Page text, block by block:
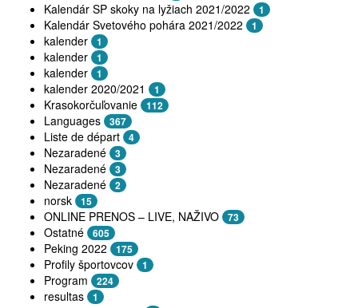
Kalendár SP skoky na lyžiach 2021/2022 1
Kalendár Svetového pohára 2021/2022 1
kalender 1
kalender 1
kalender 1
kalender 2020/2021 1
Krasokorčuľovanie 112
Languages 367
Liste de départ 4
Nezaradené 3
Nezaradené 3
Nezaradené 2
norsk 15
ONLINE PRENOS – LIVE, NAŽIVO 73
Ostatné 605
Peking 2022 175
Profily športovcov 1
Program 224
resultas 1